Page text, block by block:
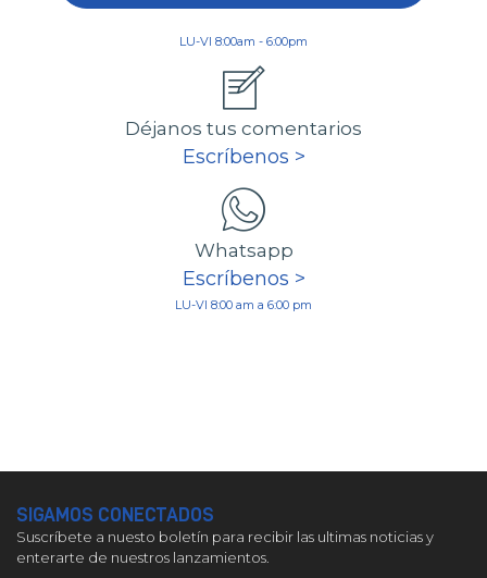
LU-VI 8:00am - 6:00pm
Déjanos tus comentarios
Escríbenos >
Whatsapp
Escríbenos >
LU-VI 8:00 am a 6:00 pm
SIGAMOS CONECTADOS
Suscríbete a nuesto boletín para recibir las ultimas noticias y
enterarte de nuestros lanzamientos.